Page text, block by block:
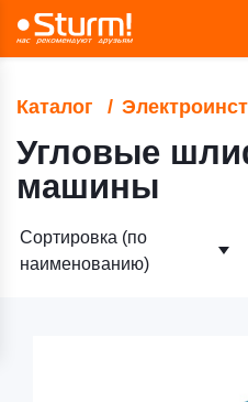
Каталог
Угловые
машины
Сортировка (по
наименованию)